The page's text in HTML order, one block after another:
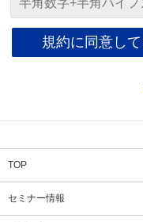
TOP
セミナー情報